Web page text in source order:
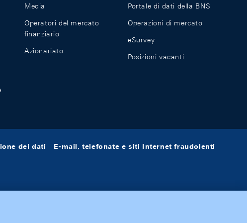
Media
Operatori del mercato
finanziario
Azionariato
Portale di dati della BNS
Operazioni di mercato
eSurvey
Posizioni vacanti
dei dati E-mail, telefonate e siti Internet fraudolenti